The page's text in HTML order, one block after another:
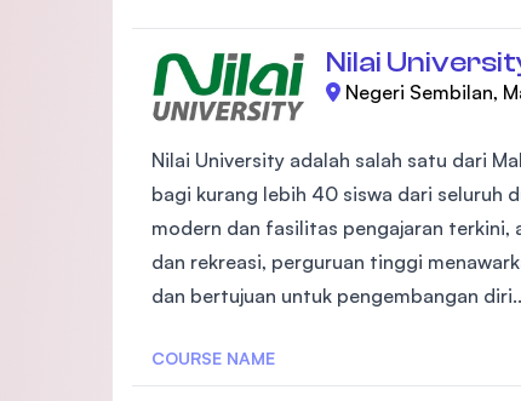
Nilai
Negeri Sembilan,
Nilai University adalah salah satu dari
bagi kurang lebih 40 siswa dari seluruh
modern dan fasilitas pengajaran
dan rekreasi, perguruan tinggi
dan bertujuan untuk pengembangan
COURSE NAME